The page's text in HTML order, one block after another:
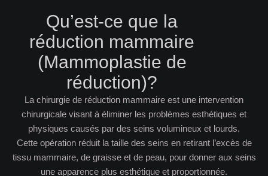
Qu’est-ce que la
réduction mammaire
(Mammoplastie de
réduction)?
La chirurgie de réduction mammaire est une intervention
chirurgicale visant à éliminer les problèmes esthétiques et
physiques causés par des seins volumineux et lourds.
Cette opération réduit la taille des seins en retirant l’excès de
tissu mammaire, de graisse et de peau, pour donner aux seins
une apparence plus esthétique et proportionnée.